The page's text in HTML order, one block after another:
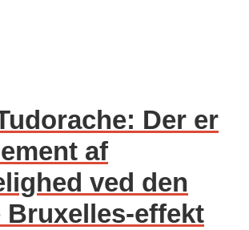
Der er
af
ved den
Bruxelles-effekt